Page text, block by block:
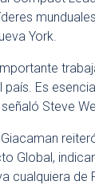
York.
Es
Steve
Global,
cualquiera de